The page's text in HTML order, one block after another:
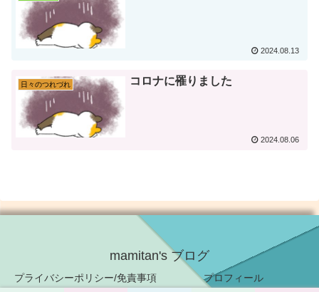
2024.08.13
日々のつれづれ コロナに罹りました
2024.08.06
mamitan's ブログ
プライバシーポリシー/免責事項 プロフィール